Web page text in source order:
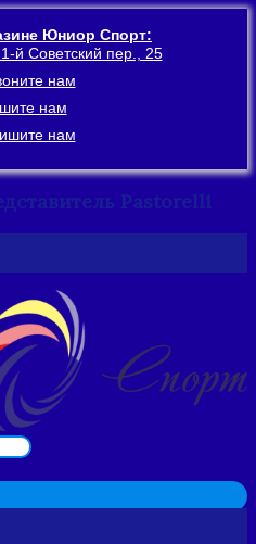
Юниор Спорт:
й Советский пер., 25
нам
нам
нам
Pastorelli